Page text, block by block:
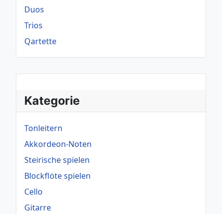
Kategorie
Tonleitern
Akkordeon-Noten
Steirische spielen
Blockflöte spielen
Cello
Gitarre
Duos
Trios
Qartette